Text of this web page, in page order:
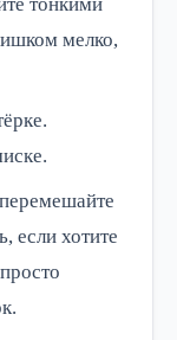
тонкими
мелко,
если хотите